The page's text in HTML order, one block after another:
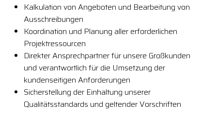
Kalkulation von Angeboten und Bearbeitung von
Ausschreibungen
Koordination und Planung aller erforderlichen
Projektressourcen
Direkter Ansprechpartner für unsere Großkunden
und verantwortlich für die Umsetzung der
kundenseitigen Anforderungen
Sicherstellung der Einhaltung unserer
Qualitätsstandards und geltender Vorschriften